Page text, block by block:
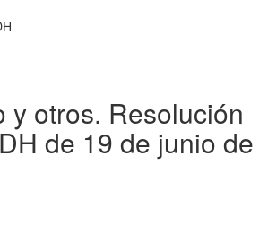
y otros. Resolución
de 19 de junio de